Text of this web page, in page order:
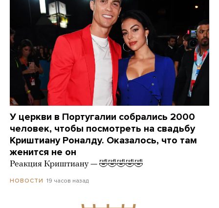
У церкви в Португалии собрались 2000
человек, чтобы посмотреть на свадьбу
Криштиану Роналду. Оказалось, что там
женится не он
Реакция Криштиану — 🤣🤣🤣🤣🤣
НОВОСТИ 19 часов назад